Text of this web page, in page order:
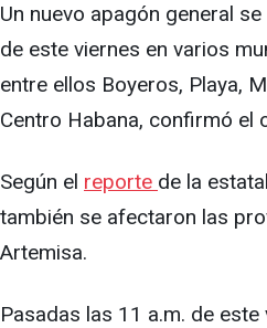
Un nuevo apagón general
de este viernes en varios
entre ellos Boyeros, Playa,
Centro Habana, confirmó el
Según el reporte de la
también se afectaron las
Artemisa.
Pasadas las 11 a.m. de